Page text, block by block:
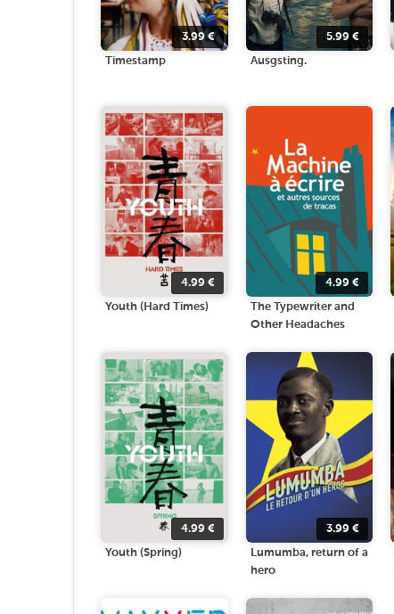
3.99€
Timestamp
5.99 €
Ausgsting.
4.99€
Youth (Hard Times)
4.99 €
The Typewriter and
Other Headaches
4.99€
Youth (Spring)
3.99 €
Lumumba, return of a
hero